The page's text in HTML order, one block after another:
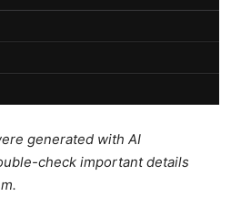
generated with AI
check important details